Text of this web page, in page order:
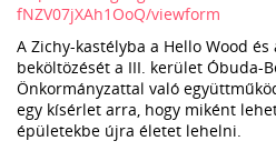
fNZV07jXAh1OoQ/viewform
A Zichy-kastélyba a Hello Wood és
beköltözését a III. kerület Óbuda-
Önkormányzattal való
egy kísérlet arra, hogy miként
épületekbe újra életet lehelni.